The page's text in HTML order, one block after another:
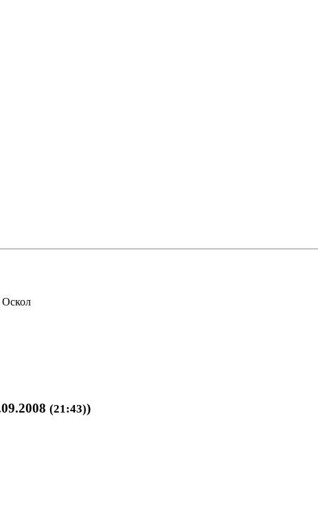
Оскол
(21:43))